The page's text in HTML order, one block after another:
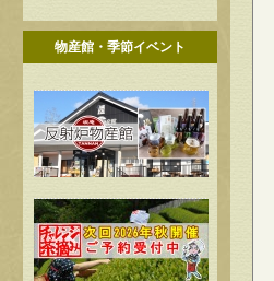
物産館・季節イベント